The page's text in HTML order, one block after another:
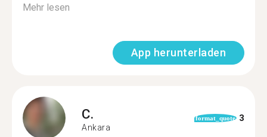
Mehr lesen
App herunterladen
C.
Ankara
format_quote 3